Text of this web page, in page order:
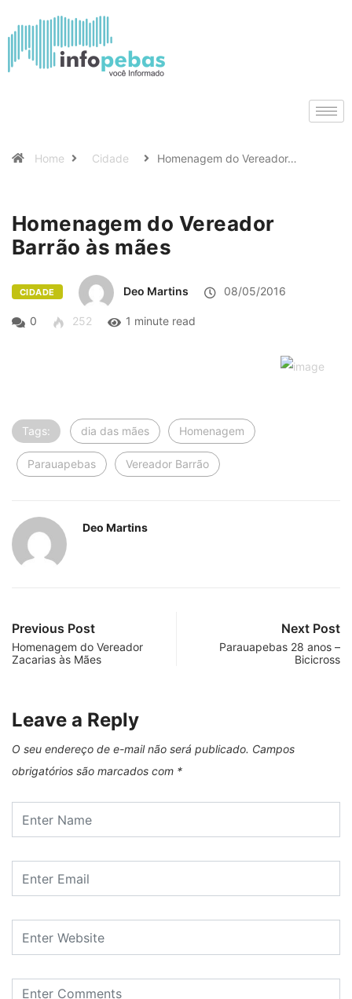
Home Cidade Homenagem do Vereador…
Homenagem do Vereador
Barrão às mães
CIDADE Deo Martins 08/05/2016
0 252 1 minute read
Tags: dia das mães Homenagem
Parauapebas Vereador Barrão
Deo Martins
Previous Post
Homenagem do Vereador
Zacarias às Mães
Next Post
Parauapebas 28 anos –
Bicicross
Leave a Reply
O seu endereço de e-mail não será publicado. Campos
obrigatórios são marcados com *